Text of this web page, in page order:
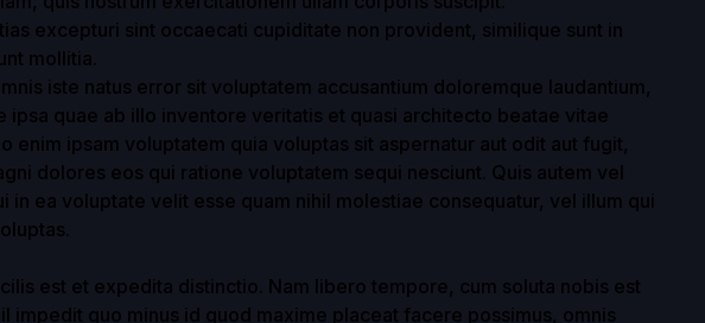
excepturi sint occaecati cupiditate non provident, similique sunt in
mollitia.
iste natus error sit voluptatem accusantium doloremque laudantium,
ipsa quae ab illo inventore veritatis et quasi architecto beatae vitae
enim ipsam voluptatem quia voluptas sit aspernatur aut odit aut fugit,
dolores eos qui ratione voluptatem sequi nesciunt. Quis autem vel
in ea voluptate velit esse quam nihil molestiae consequatur, vel illum qui
est et expedita distinctio. Nam libero tempore, cum soluta nobis est
impedit quo minus id quod maxime placeat facere possimus, omnis